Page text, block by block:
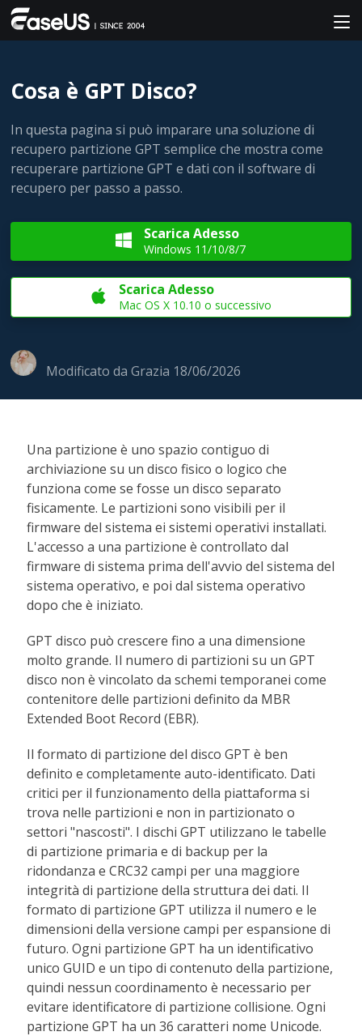
Cosa è GPT Disco?
In questa pagina si può imparare una soluzione di
recupero partizione GPT semplice che mostra come
recuperare partizione GPT e dati con il software di
recupero per passo a passo.
 Scarica Adesso
Windows 11/10/8/7
 Scarica Adesso
Mac OS X 10.10 o successivo
Modificato daGrazia 18/06/2026
Una partizione è uno spazio contiguo di
archiviazione su un disco fisico o logico che
funziona come se fosse un disco separato
fisicamente. Le partizioni sono visibili per il
firmware del sistema ei sistemi operativi installati.
L'accesso a una partizione è controllato dal
firmware di sistema prima dell'avvio del sistema del
sistema operativo, e poi dal sistema operativo
dopo che è iniziato.
GPT disco può crescere fino a una dimensione
molto grande. Il numero di partizioni su un GPT
disco non è vincolato da schemi temporanei come
contenitore delle partizioni definito da MBR
Extended Boot Record (EBR).
Il formato di partizione del disco GPT è ben
definito e completamente auto-identificato. Dati
critici per il funzionamento della piattaforma si
trova nelle partizioni e non in partizionato o
settori "nascosti". I dischi GPT utilizzano le tabelle
di partizione primaria e di backup per la
ridondanza e CRC32 campi per una maggiore
integrità di partizione della struttura dei dati. Il
formato di partizione GPT utilizza il numero e le
dimensioni della versione campi per espansione di
futuro. Ogni partizione GPT ha un identificativo
unico GUID e un tipo di contenuto della partizione,
quindi nessun coordinamento è necessario per
evitare identificatore di partizione collisione. Ogni
partizione GPT ha un 36 caratteri nome Unicode.